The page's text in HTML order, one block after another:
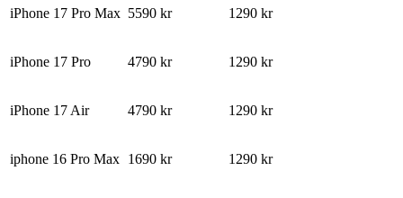
iPhone 17 Pro Max 5590 kr 1290 kr
iPhone 17 Pro 4790 kr 1290 kr
iPhone 17 Air 4790 kr 1290 kr
iphone 16 Pro Max 1690 kr 1290 kr